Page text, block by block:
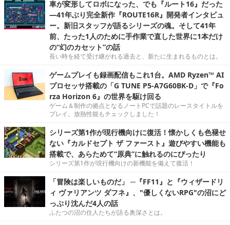
車が変形してロボになった、でも『ルート16』だった
―41年ぶり完全新作『ROUTE16R』開発者インタビュ
ー。新旧スタッフが語るシリーズの魂。そして41年
前、たった1人のために手作業で直した世界に1本だけ
の“幻のカセット”の話
長い時を経て受け継がれる過去と、新たに生まれるものとは。
ゲームプレイも録画配信もこれ1台。AMD Ryzen™ AI
プロセッサ搭載の「G TUNE P5-A7G60BK-D」で『Fo
rza Horizon 6』の世界を駆け回る
ゲーム＆制作の拠点となるノートPCで話題のレースタイトルを
プレイ。放熱性能もチェックしました！
シリーズ第1作が現行機向けに復活！懐かしくも色褪せ
ない『カルドセプト ザ ファースト』遊びやすい機能も
搭載で、あらためて“原典”に触れるのにぴったり
シリーズ第1作が現行機向けの新機能を備えて復活！
「冒険は楽しいものだ」 ─『FF11』と『ウィザードリ
ィ ヴァリアンツ ダフネ』、"優しくないRPG"の沼にど
っぷり沈んだ4人の話
ふたつの沼の住人たちが語る奥深さとは。